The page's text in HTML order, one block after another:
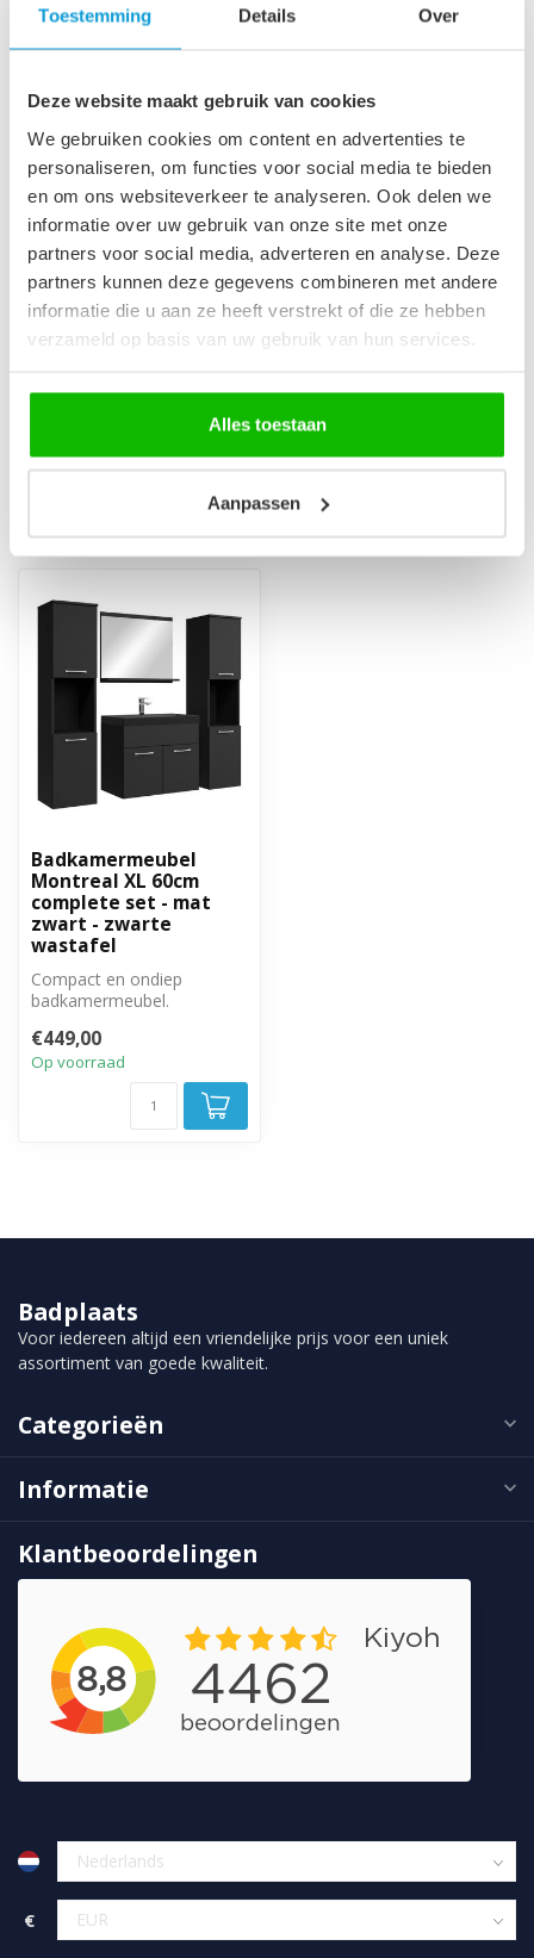
Toestemming Details Over
Deze website maakt gebruik van cookies
We gebruiken cookies om content en advertenties te
personaliseren, om functies voor social media te bieden
en om ons websiteverkeer te analyseren. Ook delen we
informatie over uw gebruik van onze site met onze
partners voor social media, adverteren en analyse. Deze
partners kunnen deze gegevens combineren met andere
informatie die u aan ze heeft verstrekt of die ze hebben
verzameld op basis van uw gebruik van hun services.
Alles toestaan
Aanpassen
60 cm - mat zwart €89,95
x 30 x 131 cm - mat zwart
Op voorraad
€109,00
Afvoerplug groot - mat
zwart - met overloop
Op voorraad
€29,95
€64,95
Recent bekeken
Badkamermeubel
Montreal XL 60cm
complete set - mat
zwart - zwarte
wastafel
Compact en ondiep
badkamermeubel.
badkamermeubel, spiegel
en tw...
€449,00
Op voorraad
Badplaats
Voor iedereen altijd een vriendelijke prijs voor een uniek
assortiment van goede kwaliteit.
Categorieën
Informatie
Klantbeoordelingen
€